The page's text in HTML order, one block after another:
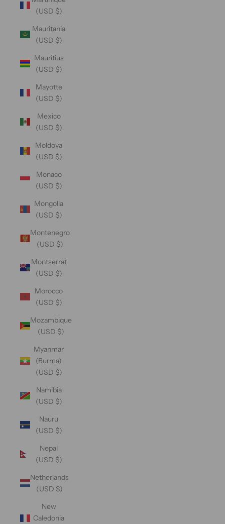
(USD $)
Mauritania
(USD $)
Mauritius
(USD $)
Mayotte
(USD $)
Mexico
(USD $)
Moldova
(USD $)
Monaco
(USD $)
Mongolia
(USD $)
Montenegro
(USD $)
Montserrat
(USD $)
Morocco
(USD $)
Mozambique
(USD $)
Myanmar
(Burma)
(USD $)
Namibia
(USD $)
Nauru
(USD $)
Nepal
(USD $)
Netherlands
(USD $)
New
Caledonia